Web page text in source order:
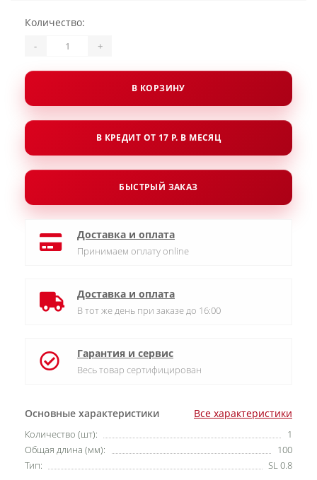
Основные характеристики Все характеристики
Количество (шт):
1
Общая длина (мм):
100
Тип:
SL 0.8
Количество:
- +
В КОРЗИНУ
В КРЕДИТ ОТ 17 Р. В МЕСЯЦ
БЫСТРЫЙ ЗАКАЗ
Доставка и оплата
Принимаем оплату online
Доставка и оплата
В тот же день при заказе до 16:00
Гарантия и сервис
Весь товар сертифицирован